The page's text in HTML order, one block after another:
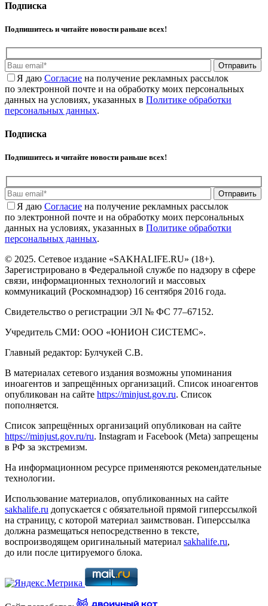
Подписка
Подпишитесь и читайте новости раньше всех!
Отправить
Я даю Cогласие на получение рекламных рассылок
по электронной почте и на обработку моих персональных
данных на условиях, указанных в Политике обработки
персональных данных.
Подписка
Подпишитесь и читайте новости раньше всех!
Отправить
Я даю Cогласие на получение рекламных рассылок
по электронной почте и на обработку моих персональных
данных на условиях, указанных в Политике обработки
персональных данных.
© 2025. Сетевое издание «SAKHALIFE.RU» (18+).
Зарегистрировано в Федеральной службе по надзору в сфере
связи, информационных технологий и массовых
коммуникаций (Роскомнадзор) 16 сентября 2016 года.
Свидетельство о регистрации ЭЛ № ФС 77–67152.
Учредитель СМИ: ООО «ЮНИОН СИСТЕМС».
Главный редактор: Булчукей С.В.
В материалах сетевого издания возможны упоминания
иноагентов и запрещённых организаций. Список иноагентов
опубликован на сайте https://minjust.gov.ru. Список
пополняется.
Список запрещённых организаций опубликован на сайте
https://minjust.gov.ru/ru. Instagram и Facebook (Metа) запрещены
в РФ за экстремизм.
На информационном ресурсе применяются рекомендательные
технологии.
Использование материалов, опубликованных на сайте
sakhalife.ru допускается с обязательной прямой гиперссылкой
на страницу, с которой материал заимствован. Гиперссылка
должна размещаться непосредственно в тексте,
воспроизводящем оригинальный материал sakhalife.ru,
до или после цитируемого блока.